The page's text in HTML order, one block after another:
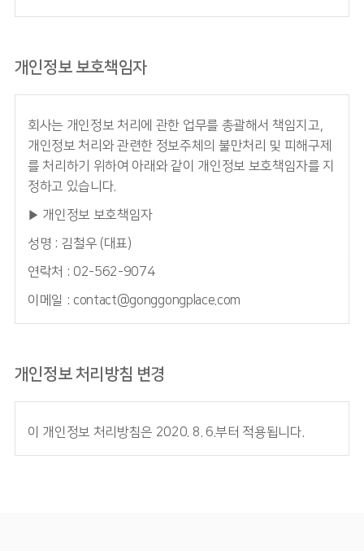
개인정보 보호책임자
회사는 개인정보 처리에 관한 업무를 총괄해서 책임지고,
개인정보 처리와 관련한 정보주체의 불만처리 및 피해구제
를 처리하기 위하여 아래와 같이 개인정보 보호책임자를 지
정하고 있습니다.
▶ 개인정보 보호책임자
성명 : 김철우 (대표)
연락처 : 02-562-9074
이메일 : contact@gonggongplace.com
개인정보 처리방침 변경
이 개인정보 처리방침은 2020. 8. 6.부터 적용됩니다.